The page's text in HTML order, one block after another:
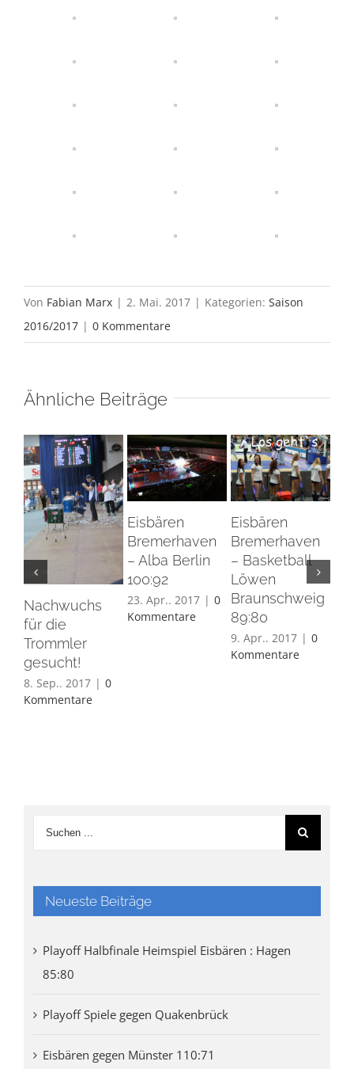
Von Fabian Marx | 2. Mai. 2017 | Kategorien: Saison
2016/2017 | 0 Kommentare
Ähnliche Beiträge
Nachwuchs
für die
Trommler
gesucht!
8. Sep.. 2017 | 0
Kommentare
Eisbären
Bremerhaven
– Alba Berlin
100:92
23. Apr.. 2017 | 0
Kommentare
Eisbären
Bremerhaven
– Basketball
Löwen
Braunschweig
89:80
9. Apr.. 2017 | 0
Kommentare
Neueste Beiträge
Playoff Halbfinale Heimspiel Eisbären : Hagen
85:80
Playoff Spiele gegen Quakenbrück
Eisbären gegen Münster 110:71